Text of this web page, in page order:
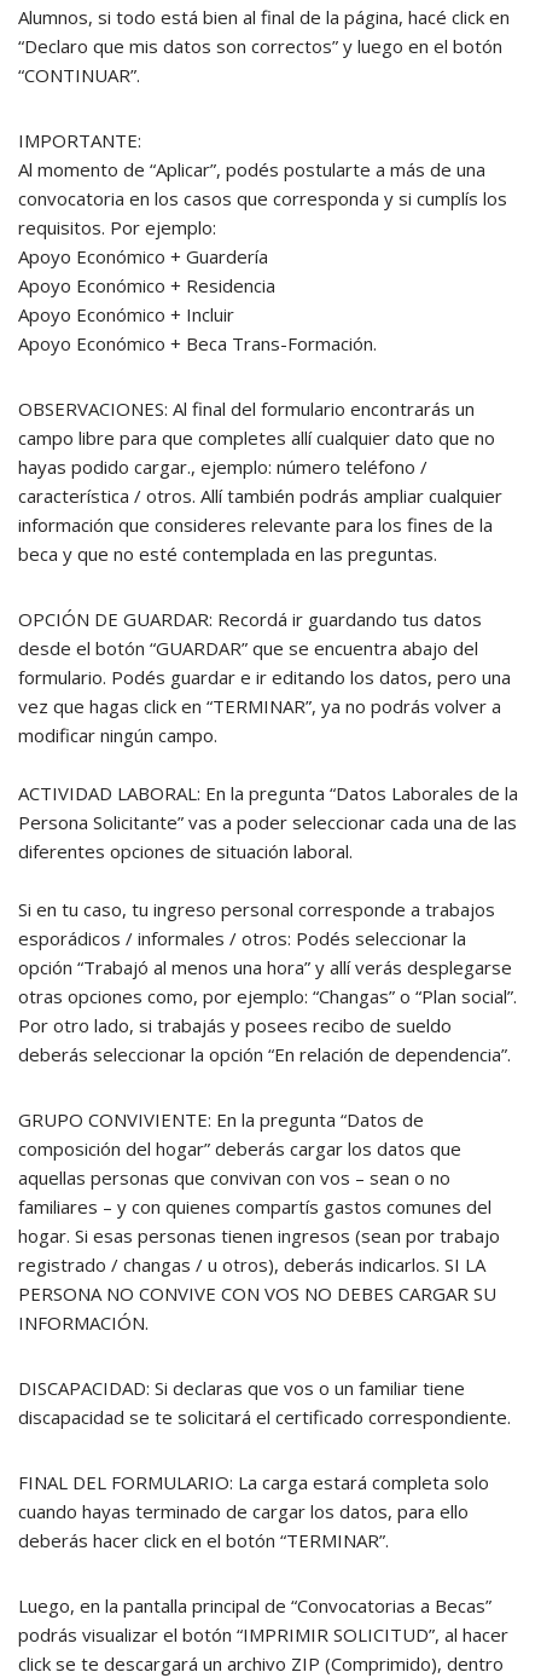
Alumnos, si todo está bien al final de la página, hacé click en
“Declaro que mis datos son correctos” y luego en el botón
“CONTINUAR”.
IMPORTANTE:
Al momento de “Aplicar”, podés postularte a más de una
convocatoria en los casos que corresponda y si cumplís los
requisitos. Por ejemplo:
Apoyo Económico + Guardería
Apoyo Económico + Residencia
Apoyo Económico + Incluir
Apoyo Económico + Beca Trans-Formación.
OBSERVACIONES: Al final del formulario encontrarás un
campo libre para que completes allí cualquier dato que no
hayas podido cargar., ejemplo: número teléfono /
característica / otros. Allí también podrás ampliar cualquier
información que consideres relevante para los fines de la
beca y que no esté contemplada en las preguntas.
OPCIÓN DE GUARDAR: Recordá ir guardando tus datos
desde el botón “GUARDAR” que se encuentra abajo del
formulario. Podés guardar e ir editando los datos, pero una
vez que hagas click en “TERMINAR”, ya no podrás volver a
modificar ningún campo.
ACTIVIDAD LABORAL: En la pregunta “Datos Laborales de la
Persona Solicitante” vas a poder seleccionar cada una de las
diferentes opciones de situación laboral.
Si en tu caso, tu ingreso personal corresponde a trabajos
esporádicos / informales / otros: Podés seleccionar la
opción “Trabajó al menos una hora” y allí verás desplegarse
otras opciones como, por ejemplo: “Changas” o “Plan social”.
Por otro lado, si trabajás y posees recibo de sueldo
deberás seleccionar la opción “En relación de dependencia”.
GRUPO CONVIVIENTE: En la pregunta “Datos de
composición del hogar” deberás cargar los datos que
aquellas personas que convivan con vos – sean o no
familiares – y con quienes compartís gastos comunes del
hogar. Si esas personas tienen ingresos (sean por trabajo
registrado / changas / u otros), deberás indicarlos. SI LA
PERSONA NO CONVIVE CON VOS NO DEBES CARGAR SU
INFORMACIÓN.
DISCAPACIDAD: Si declaras que vos o un familiar tiene
discapacidad se te solicitará el certificado correspondiente.
FINAL DEL FORMULARIO: La carga estará completa solo
cuando hayas terminado de cargar los datos, para ello
deberás hacer click en el botón “TERMINAR”.
Luego, en la pantalla principal de “Convocatorias a Becas”
podrás visualizar el botón “IMPRIMIR SOLICITUD”, al hacer
click se te descargará un archivo ZIP (Comprimido), dentro